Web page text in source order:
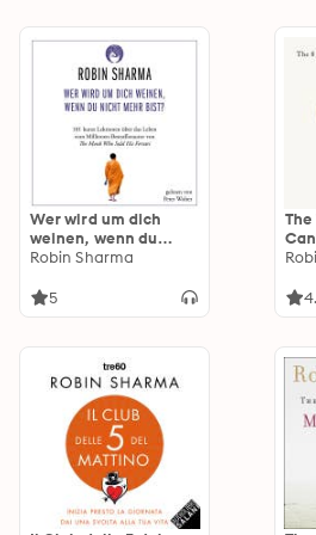
Wer wird um dich
weinen, wenn du
nicht mehr bist?: 101
das Leben vom
Robin Sharma
5